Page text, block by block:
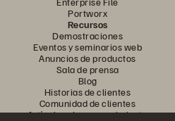
Portworx
Recursos
Demostraciones
Eventos y seminarios web
Anuncios de productos
Sala de prensa
Blog
Historias de clientes
Comunidad de clientes
Artículo sobre conocimiento